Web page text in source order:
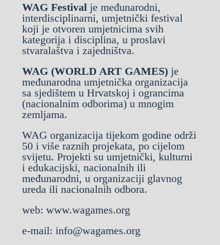
WAG Festival je međunarodni,
interdisciplinarni, umjetnički festival
koji je otvoren umjetnicima svih
kategorija i disciplina, u proslavi
stvaralaštva i zajedništva.
WAG (WORLD ART GAMES) je
međunarodna umjetnička organizacija
sa sjedištem u Hrvatskoj i ograncima
(nacionalnim odborima) u mnogim
zemljama.
WAG organizacija tijekom godine održi
50 i više raznih projekata, po cijelom
svijetu. Projekti su umjetnički, kulturni
i edukacijski, nacionalnih ili
međunarodni, u organizaciji glavnog
ureda ili nacionalnih odbora.
web: www.wagames.org
e-mail: info@wagames.org